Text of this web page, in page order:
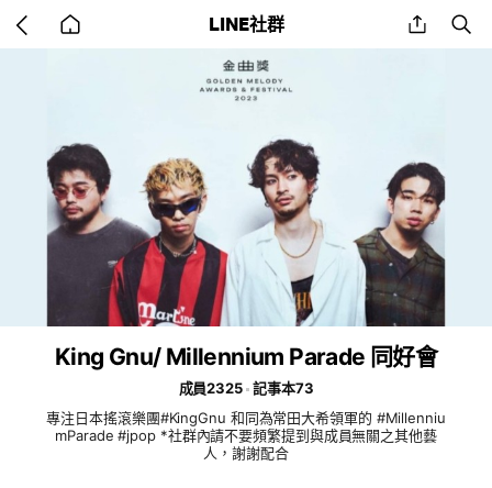
back
to
LINE社群 share
King Gnu/ Millennium Parade 同好會
成員2325
記事本73
專注日本搖滾樂團#KingGnu 和同為常田大希領軍的 #Millenniu
mParade #jpop *社群內請不要頻繁提到與成員無關之其他藝
人，謝謝配合